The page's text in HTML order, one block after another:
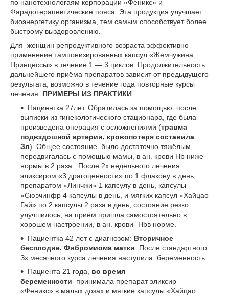
по нанотехнологаям корпорации «Феникс» и
Фарадотерапевтические пояса. Эта продукция улучшает
биоэнергетику организма, тем самым способствует более
быстрому выздоровлению.
Для женщин репродуктивного возраста эффективно
применение тампонизированных капсул «Жемчужина
Принцессы» в течение 1 — 3 циклов. Продолжительность
дальнейшего приёма препаратов зависит от предыдущего
результата, возможно в течение года повторные курсы
лечения. ПРИМЕРЫ ИЗ ПРАКТИКИ
Пациентка 27лет. Обратилась за помощью после
выписки из гинекологического стационара, где была
произведена операция с осложнениями (травма
подвздошной артерии, кровопотеря составила
Зл). Общее состояние было достаточно тяжёлым,
передвигалась с помощью мамы, в ан. крови Hb ниже
нормы в 2 раза. После 2х недельного лечения
эликсиром «3 драгоценности» по 1 флакону в день,
препаратом «Линчжи» 1 капсулу в день, капсулы
«Сюэчинфр 4 капсулы в день, и мягких капсул «Хайцао
Гай» по 2 капсулы 2 раза в день, состояние резко
улучшилось, на приём пришла самостоятельно в
хорошем настроении, в ан. крови- Нbв норме.
Пациентка 42 лет с диагнозом: Вторичное
бесплодие. Фибромиома матки . После стандартного
Зх месячного курса лечения наступила беременность.
Пациента 21 года, во время
беременности
принимала препарат эликсир
«Феникс» в малых дозах и мягкие капсулы «Хайцао